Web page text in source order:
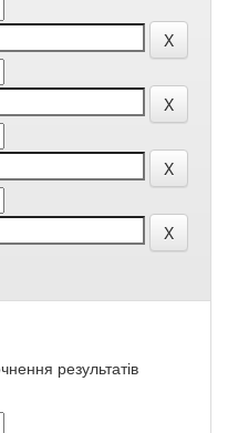
результатів